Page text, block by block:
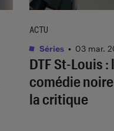
DTF St-Louis :
comédie
la critique
ACTU
Séries • 03 mar.